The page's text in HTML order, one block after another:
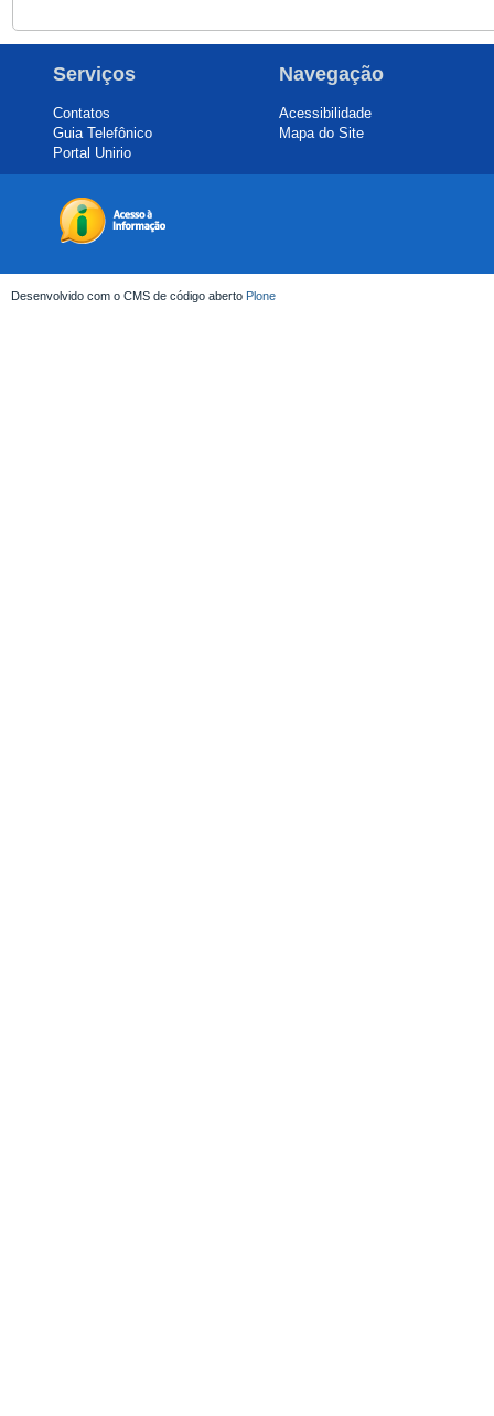
Serviços
Contatos
Guia Telefônico
Portal Unirio
Navegação
Acessibilidade
Mapa do Site
Desenvolvido com o CMS de código aberto Plone